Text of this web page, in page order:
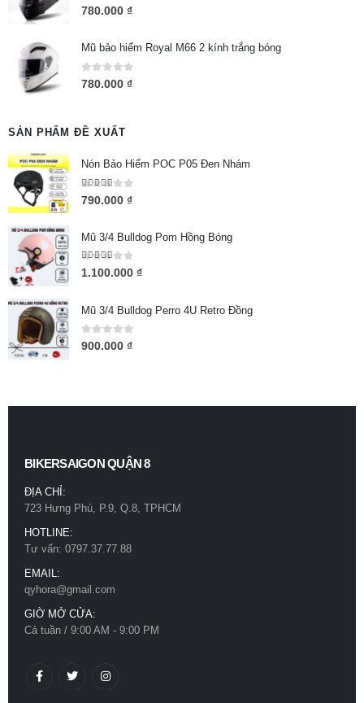
0out of 5
780.000 ₫
Mũ bảo hiểm Royal M66 2 kính trắng bóng
0out of 5
780.000 ₫
SẢN PHẨM ĐỀ XUẤT
Nón Bảo Hiểm POC P05 Đen Nhám
5.00 out of 5
790.000 ₫
Mũ 3/4 Bulldog Pom Hồng Bóng
5.00out of 5
1.100.000 ₫
Mũ 3/4 Bulldog Perro 4U Retro Đồng
0out of 5
900.000 ₫
BIKERSAIGON QUẬN 8
ĐỊA CHỈ:
723 Hưng Phú, P.9, Q.8, TPHCM
HOTLINE:
Tư vấn: 0797.37.77.88
EMAIL:
qyhora@gmail.com
GIỜ MỞ CỬA:
Cả tuần / 9:00 AM - 9:00 PM